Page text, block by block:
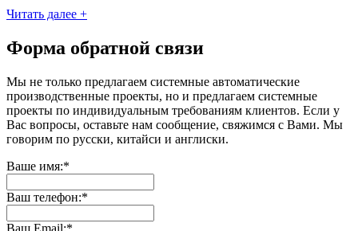
Читать далее +
Форма обратной связи
Мы не только предлагаем системные автоматические
производственные проекты, но и предлагаем системные
проекты по индивидуальным требованиям клиентов. Если у
Вас вопросы, оставьте нам сообщение, свяжимся с Вами. Мы
говорим по русски, китайси и англиски.
Ваше имя:*
Ваш телефон:*
Ваш Email:*